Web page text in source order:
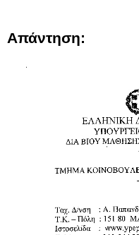
Απάντηση: